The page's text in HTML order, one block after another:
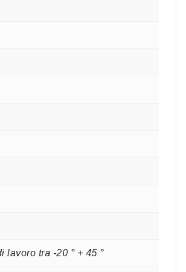
tra -20 ° + 45 °